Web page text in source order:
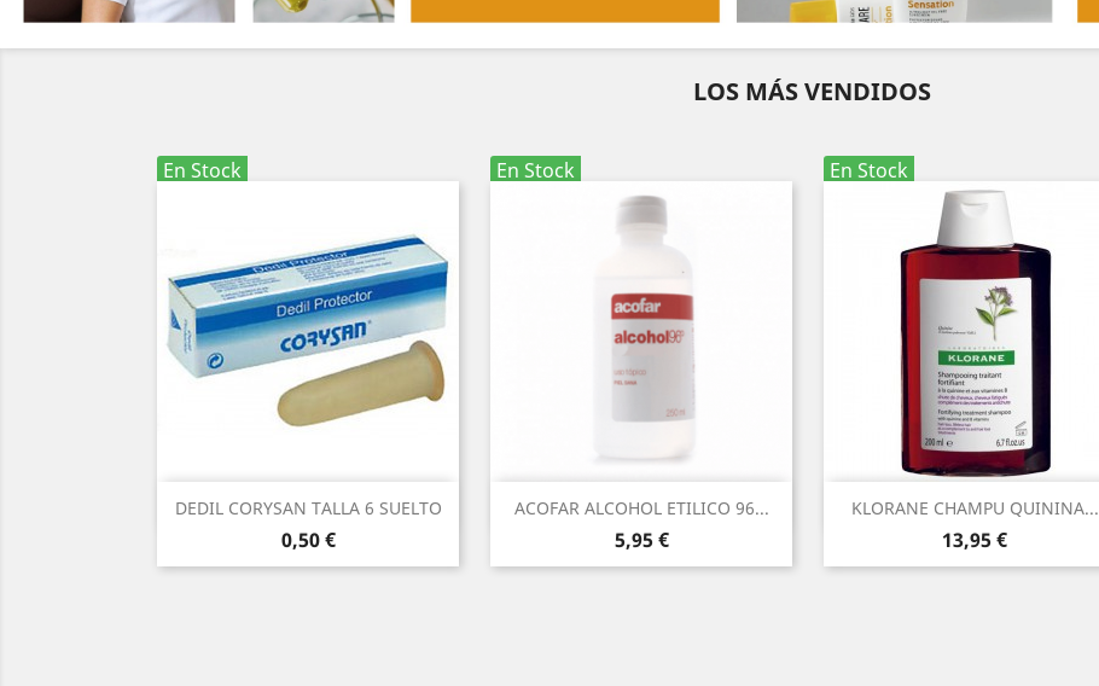
LOS MÁS VENDIDOS
En Stock
DEDIL CORYSAN TALLA 6 SUELTO
Precio
0,50 €
Vista rápida
En Stock
ACOFAR ALCOHOL ETILICO 96...
Precio
5,95 €
 Vista rápida
En Stock
KLORANE CHAMPU QUININA...
Precio
13,95 €
 Vista rápida